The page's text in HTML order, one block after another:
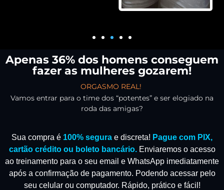
Apenas 36% dos homens conseguem
fazer as mulheres gozarem!
ORGASMO REAL!
Vamos entrar para o time dos “potentes” e ser elogiado na
roda das amigas?
Sua compra é 100% segura e discreta! Pague com PIX,
cartão crédito ou boleto bancário. Enviaremos o acesso
ao treinamento para o seu email e WhatsApp imediatamente
após a confirmação de pagamento. Podendo acessar pelo
seu celular ou computador. Rápido, prático e fácil!